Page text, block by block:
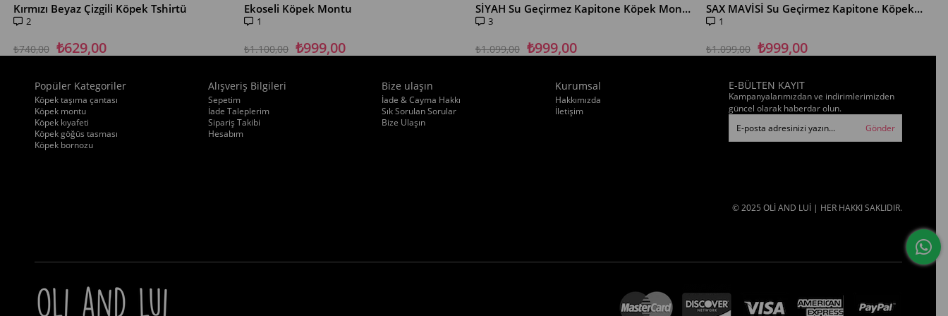
Kırmızı Beyaz Çizgili Köpek Tshirtü
2
₺629,00
₺740,00
Ekoseli Köpek Montu
1
₺999,00
₺1.100,00
SİYAH Su Geçirmez Kapitone Köpek Montu – Gezdirme Halkalı
3
₺999,00
₺1.099,00
SAX MAVİSİ Su Geçirmez Kapitone Köpek Montu – Gezdirme Halkalı
1
₺999,00
₺1.099,00
Popüler Kategoriler
Köpek taşıma çantası
Köpek montu
Köpek kıyafeti
Köpek göğüs tasması
Köpek bornozu
Alışveriş Bilgileri
Sepetim
İade Taleplerim
Sipariş Takibi
Hesabım
Bize ulaşın
İade & Cayma Hakkı
Sık Sorulan Sorular
Bize Ulaşın
Kurumsal
Hakkımızda
İletişim
E-BÜLTEN KAYIT
Kampanyalarımızdan ve indirimlerimizden
güncel olarak haberdar olun.
Gönder
© 2025 OLİ AND LUİ | HER HAKKI SAKLIDIR.